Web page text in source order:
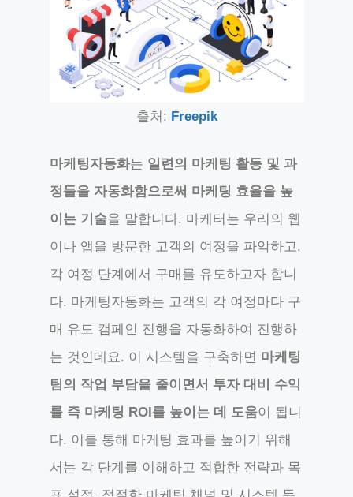
출처: Freepik
마케팅자동화는 일련의 마케팅 활동 및 과
정들을 자동화함으로써 마케팅 효율을 높
이는 기술을 말합니다. 마케터는 우리의 웹
이나 앱을 방문한 고객의 여정을 파악하고,
각 여정 단계에서 구매를 유도하고자 합니
다. 마케팅자동화는 고객의 각 여정마다 구
매 유도 캠페인 진행을 자동화하여 진행하
는 것인데요. 이 시스템을 구축하면 마케팅
팀의 작업 부담을 줄이면서 투자 대비 수익
률 즉 마케팅 ROI를 높이는 데 도움이 됩니
다. 이를 통해 마케팅 효과를 높이기 위해
서는 각 단계를 이해하고 적합한 전략과 목